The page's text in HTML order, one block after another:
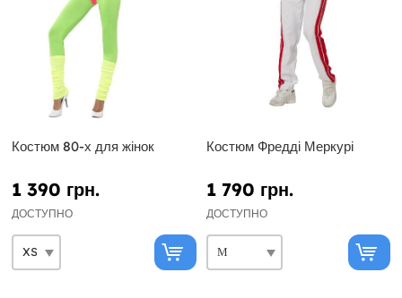
Костюм 80-х для жінок
1 390 грн.
ДОСТУПНО
Костюм Фредді Меркурі
1 790 грн.
ДОСТУПНО